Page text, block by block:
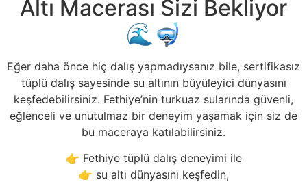
Altı Macerası Sizi Bekliyor
🌊🤿
Eğer daha önce hiç dalış yapmadıysanız bile, sertifikasız
tüplü dalış sayesinde su altının büyüleyici dünyasını
keşfedebilirsiniz. Fethiye’nin turkuaz sularında güvenli,
eğlenceli ve unutulmaz bir deneyim yaşamak için siz de
bu maceraya katılabilirsiniz.
👉 Fethiye tüplü dalış deneyimi ile
👉 su altı dünyasını keşfedin,